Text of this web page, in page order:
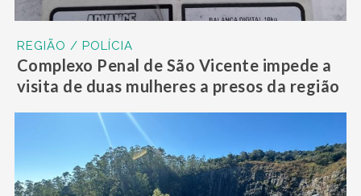
REGIÃO / POLÍCIA
Complexo Penal de São Vicente impede a
visita de duas mulheres a presos da região